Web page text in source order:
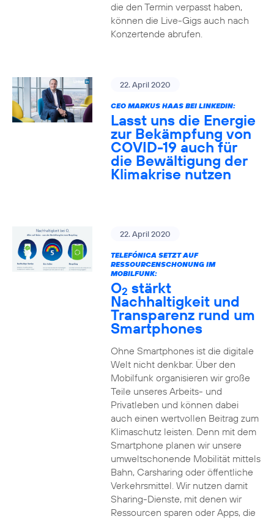
die den Termin verpasst haben,
können die Live-Gigs auch nach
Konzertende abrufen.
22. April 2020
CEO MARKUS HAAS BEI LINKEDIN:
Lasst uns die Energie
zur Bekämpfung von
COVID-19 auch für
die Bewältigung der
Klimakrise nutzen
22. April 2020
TELEFÓNICA SETZT AUF
RESSOURCENSCHONUNG IM
MOBILFUNK:
O2 stärkt
Nachhaltigkeit und
Transparenz rund um
Smartphones
Ohne Smartphones ist die digitale
Welt nicht denkbar. Über den
Mobilfunk organisieren wir große
Teile unseres Arbeits- und
Privatleben und können dabei
auch einen wertvollen Beitrag zum
Klimaschutz leisten. Denn mit dem
Smartphone planen wir unsere
umweltschonende Mobilität mittels
Bahn, Carsharing oder öffentliche
Verkehrsmittel. Wir nutzen damit
Sharing-Dienste, mit denen wir
Ressourcen sparen oder Apps, die